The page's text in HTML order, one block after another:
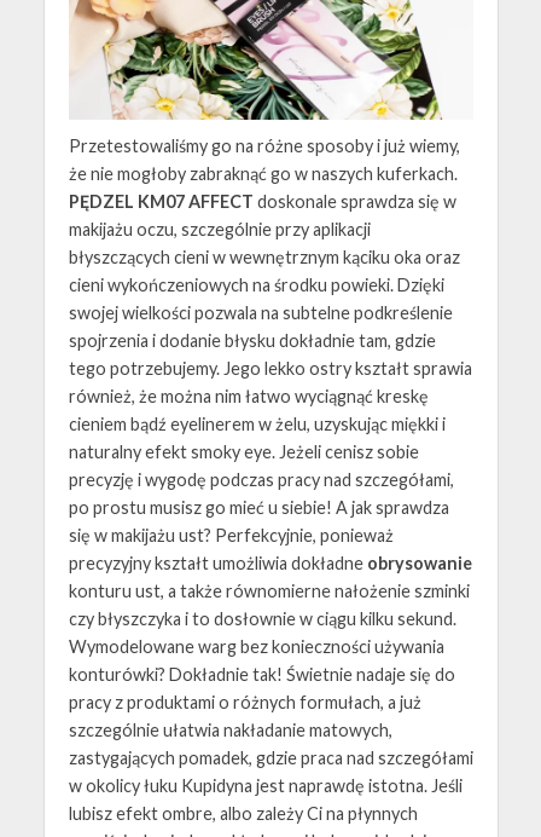
Przetestowaliśmy go na różne sposoby i już wiemy,
że nie mogłoby zabraknąć go w naszych kuferkach.
PĘDZEL KM07 AFFECT doskonale sprawdza się w
makijażu oczu, szczególnie przy aplikacji
błyszczących cieni w wewnętrznym kąciku oka oraz
cieni wykończeniowych na środku powieki. Dzięki
swojej wielkości pozwala na subtelne podkreślenie
spojrzenia i dodanie błysku dokładnie tam, gdzie
tego potrzebujemy. Jego lekko ostry kształt sprawia
również, że można nim łatwo wyciągnąć kreskę
cieniem bądź eyelinerem w żelu, uzyskując miękki i
naturalny efekt smoky eye. Jeżeli cenisz sobie
precyzję i wygodę podczas pracy nad szczegółami,
po prostu musisz go mieć u siebie! A jak sprawdza
się w makijażu ust? Perfekcyjnie, ponieważ
precyzyjny kształt umożliwia dokładne obrysowanie
konturu ust, a także równomierne nałożenie szminki
czy błyszczyka i to dosłownie w ciągu kilku sekund.
Wymodelowane warg bez konieczności używania
konturówki? Dokładnie tak! Świetnie nadaje się do
pracy z produktami o różnych formułach, a już
szczególnie ułatwia nakładanie matowych,
zastygających pomadek, gdzie praca nad szczegółami
w okolicy łuku Kupidyna jest naprawdę istotna. Jeśli
lubisz efekt ombre, albo zależy Ci na płynnych